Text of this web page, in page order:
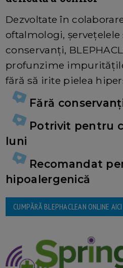
Dezvoltate în
oftalmologi, șervețelele
conservanți,
profunzime
fără să irite pielea
Fără
Potrivit pentru
luni
Recomandat
hipoalergenică
CUMPĂRĂ BLEPHACLEAN ONLINE AICI